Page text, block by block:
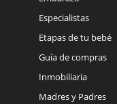
Especialistas
Etapas de tu bebé
Guía de compras
Inmobiliaria
Madres y Padres